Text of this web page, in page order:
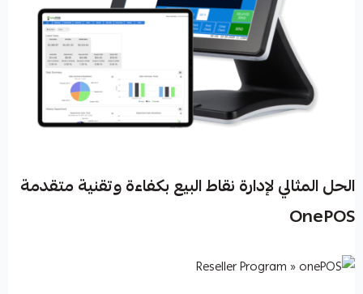
الحل المثالي لإدارة نقاط البيع بكفاءة وتقنية متقدمة
OnePOS